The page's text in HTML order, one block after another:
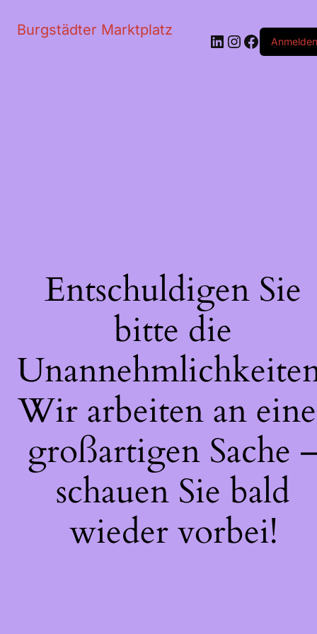
Burgstädter Marktplatz
LinkedIn
Instagram
Anmelden
Entschuldigen Sie
bitte die
Wir arbeiten an
großartigen Sache
schauen Sie bald
wieder vorbei!